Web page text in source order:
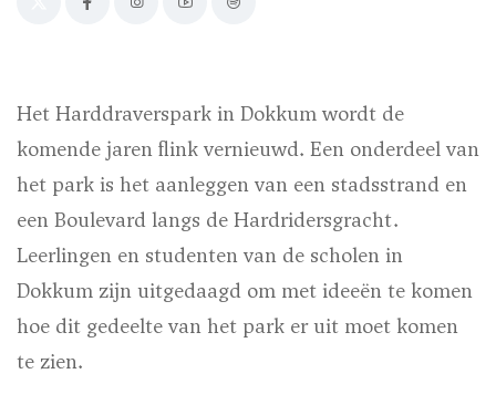
Het Harddraverspark in Dokkum wordt de
komende jaren flink vernieuwd. Een onderdeel van
het park is het aanleggen van een stadsstrand en
een Boulevard langs de Hardridersgracht.
Leerlingen en studenten van de scholen in
Dokkum zijn uitgedaagd om met ideeën te komen
hoe dit gedeelte van het park er uit moet komen
te zien.